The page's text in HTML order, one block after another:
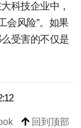
科技企业中，
会风险”。如果
受害的不仅是
回到顶部